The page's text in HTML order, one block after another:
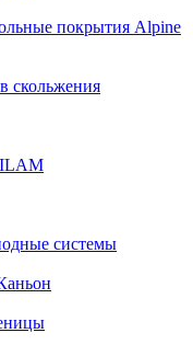
покрытия Alpine
скольжения
системы